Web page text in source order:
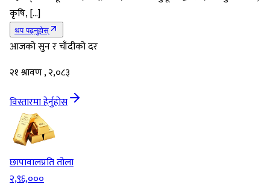
कृषि, […]
थप पढ्नुहोस्
आजको सुन र चाँदीको दर
२१ श्रावण , २,०८३
विस्तारमा हेर्नुहोस
छापावालप्रति तोला
२,९६,०००